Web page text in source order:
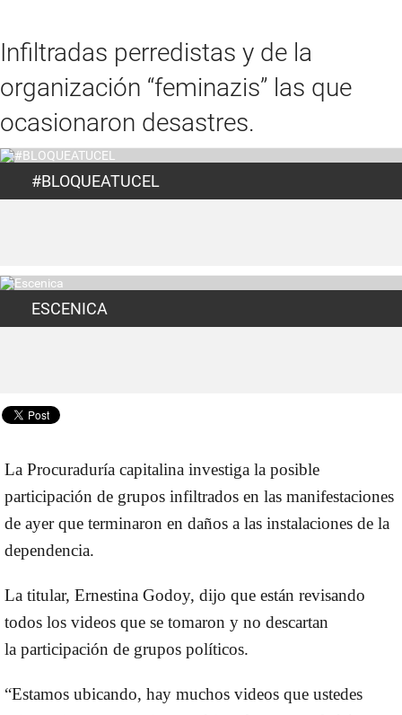
Infiltradas perredistas y de la
organización “feminazis” las que
ocasionaron desastres.
#BLOQUEATUCEL
ESCENICA
La Procuraduría capitalina investiga la posible
participación de grupos infiltrados en las manifestaciones
de ayer que terminaron en daños a las instalaciones de la
dependencia.
La titular, Ernestina Godoy, dijo que están revisando
todos los videos que se tomaron y no descartan
la participación de grupos políticos.
“Estamos ubicando, hay muchos videos que ustedes